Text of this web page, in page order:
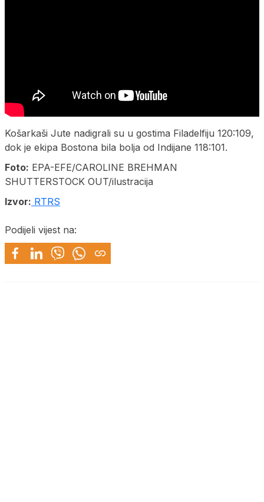
Košarkaši Јute nadigrali su u gostima Filadelfiju 120:109,
dok je ekipa Bostona bila bolja od Indijane 118:101.
Foto: EPA-EFE/CAROLINE BREHMAN
SHUTTERSTOCK OUT/ilustracija
Izvor: RTRS
Podijeli vijest na: